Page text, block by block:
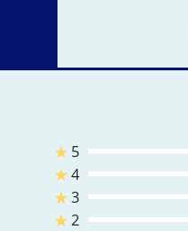
★ 5
★4
★3
★2